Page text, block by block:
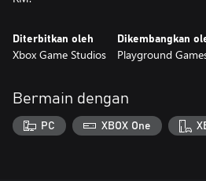
Diterbitkan oleh
Xbox Game Studios
Dikembangkan
Playground
Bermain dengan
PC XBOX One